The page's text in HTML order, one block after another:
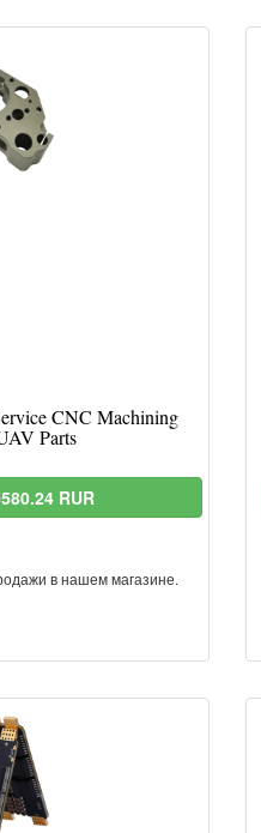
CNC Machining
Parts
RUR
в нашем магазине.